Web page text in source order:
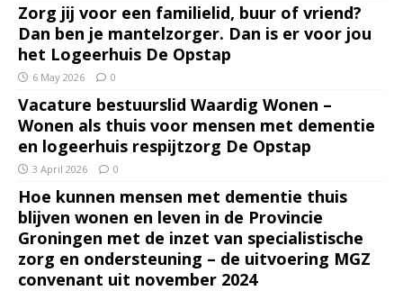
Zorg jij voor een familielid, buur of vriend?
Dan ben je mantelzorger. Dan is er voor jou
het Logeerhuis De Opstap
6 May 2026 0
Vacature bestuurslid Waardig Wonen –
Wonen als thuis voor mensen met dementie
en logeerhuis respijtzorg De Opstap
3 April 2026 0
Hoe kunnen mensen met dementie thuis
blijven wonen en leven in de Provincie
Groningen met de inzet van specialistische
zorg en ondersteuning – de uitvoering MGZ
convenant uit november 2024